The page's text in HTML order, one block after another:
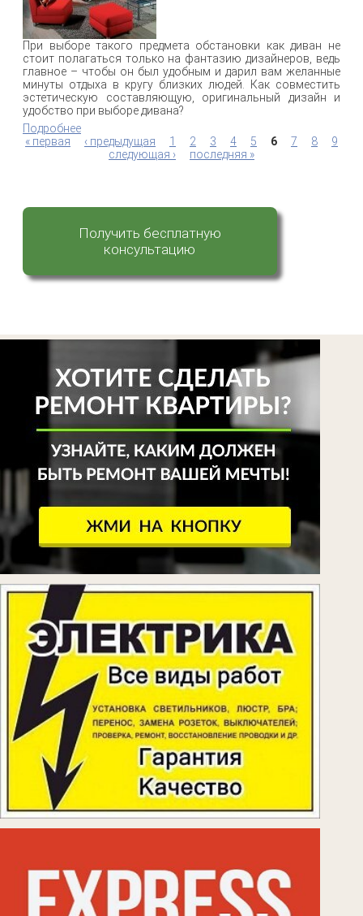
При выборе такого предмета обстановки как диван не
стоит полагаться только на фантазию дизайнеров, ведь
главное – чтобы он был удобным и дарил вам желанные
минуты отдыха в кругу близких людей. Как совместить
эстетическую составляющую, оригинальный дизайн и
удобство при выборе дивана?
Подробнее
« первая ‹ предыдущая 1 2 3 4 5 6 7 8
9
следующая ›
последняя »
Получить бесплатную
консультацию